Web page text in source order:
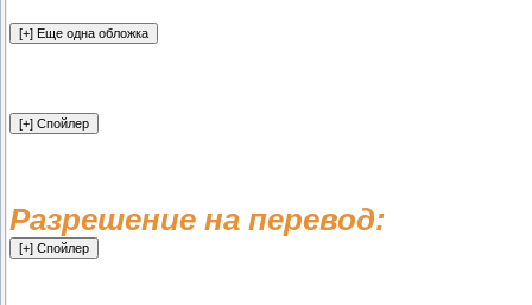
Разрешение на перевод: